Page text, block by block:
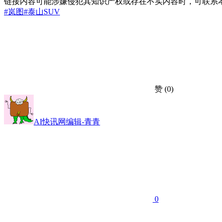
#岚图#泰山SUV
赞 (0)
AI快讯网编辑-青青
0